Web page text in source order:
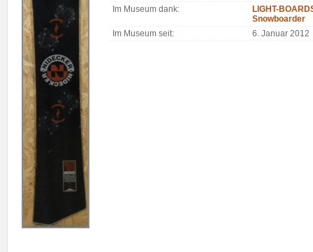
Im Museum dank:
LIGHT-
Snowboarder
Im Museum seit:
6. Januar 2012